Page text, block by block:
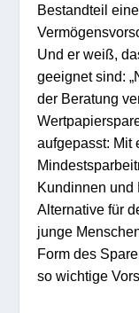
Bestandteil e
Under weiß,
geeignet sind:
der Beratung
aufgepasst: Mit
Min
Kundinnen und
Alternative für
junge
Form des
so wichtige